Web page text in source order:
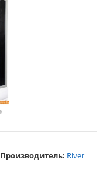
Производитель: River